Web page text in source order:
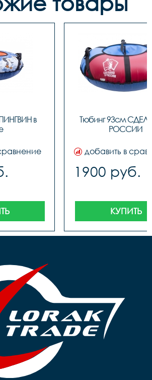
в
Тюбинг 93см
РОССИИ
добавить в
1900 руб.
КУПИТЬ